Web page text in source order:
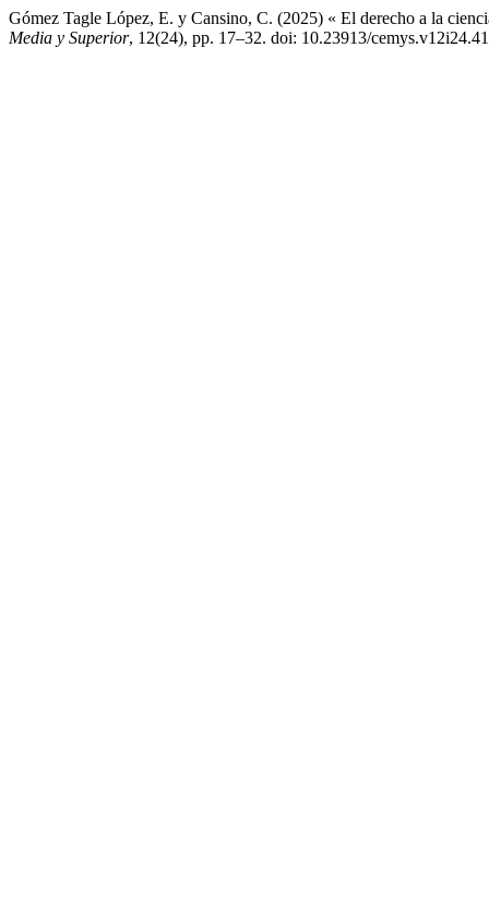
Gómez Tagle López, E. y Cansino, C. (2025) « El derecho a la
Media y Superior, 12(24), pp. 17–32. doi: 10.23913/